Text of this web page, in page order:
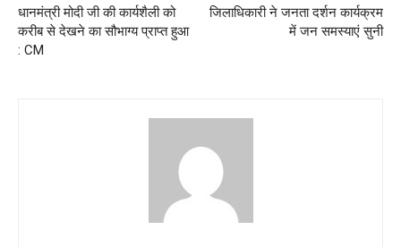
धानमंत्री मोदी जी की कार्यशैली को
करीब से देखने का सौभाग्य प्राप्त हुआ
: CM
जिलाधिकारी ने जनता दर्शन कार्यक्रम
में जन समस्याएं सुनी